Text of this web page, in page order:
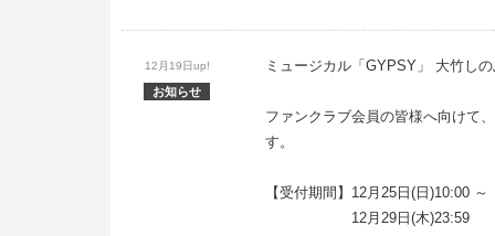
12月19日up!
お知らせ
ミュージカル「GYPSY」 大竹し
ファンクラブ会員の皆様へ向けて
す。
【受付期間】12月25日(日)10:00 ～
12月29日(木)23:59